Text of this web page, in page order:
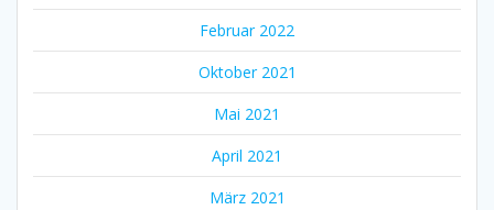
Februar 2022
Oktober 2021
Mai 2021
April 2021
März 2021